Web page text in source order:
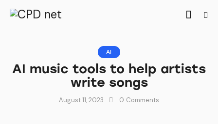
AI
AI music tools to help artists
write songs
August 11, 2023 0 Comments